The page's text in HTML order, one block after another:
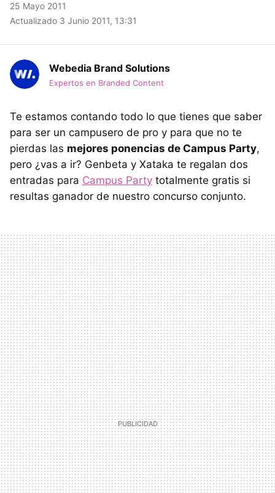
25 Mayo 2011
Actualizado 3 Junio 2011, 13:31
Webedia Brand Solutions
Expertos en Branded Content
Te estamos contando todo lo que tienes que saber
para ser un campusero de pro y para que no te
pierdas las mejores ponencias de Campus Party,
pero ¿vas a ir? Genbeta y Xataka te regalan dos
entradas para Campus Party totalmente gratis si
resultas ganador de nuestro concurso conjunto.